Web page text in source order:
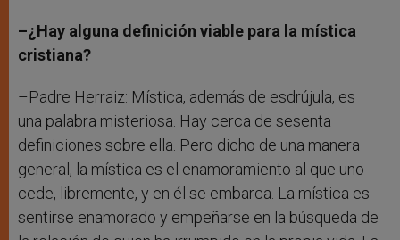
–¿Hay alguna definición viable para la mística
cristiana?
–Padre Herraiz: Mística, además de esdrújula, es
una palabra misteriosa. Hay cerca de sesenta
definiciones sobre ella. Pero dicho de una manera
general, la mística es el enamoramiento al que uno
cede, libremente, y en él se embarca. La mística es
sentirse enamorado y empeñarse en la búsqueda de